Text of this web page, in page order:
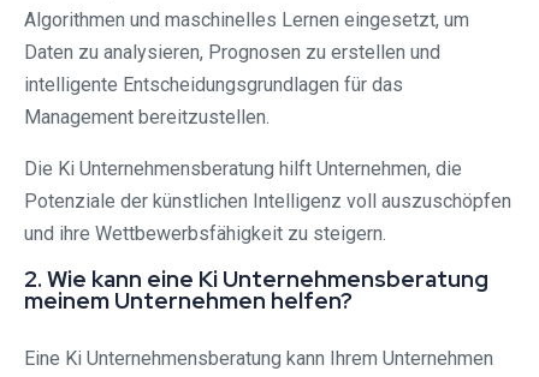
Algorithmen und maschinelles Lernen eingesetzt, um
Daten zu analysieren, Prognosen zu erstellen und
intelligente Entscheidungsgrundlagen für das
Management bereitzustellen.
Die Ki Unternehmensberatung hilft Unternehmen, die
Potenziale der künstlichen Intelligenz voll auszuschöpfen
und ihre Wettbewerbsfähigkeit zu steigern.
2. Wie kann eine Ki Unternehmensberatung
meinem Unternehmen helfen?
Eine Ki Unternehmensberatung kann Ihrem Unternehmen